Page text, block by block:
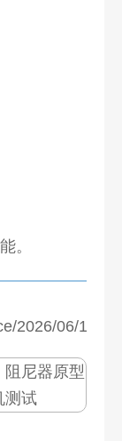
。
2026/06/
阻尼器原型
测试